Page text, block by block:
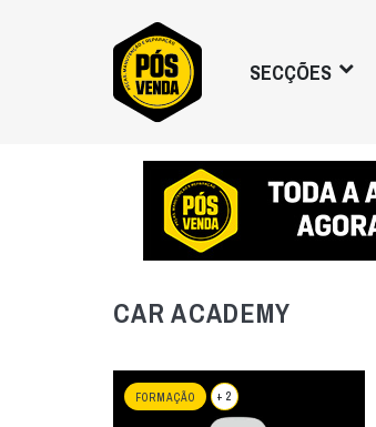
SECÇÕES
CAR ACADEMY
FORMAÇÃO + 2